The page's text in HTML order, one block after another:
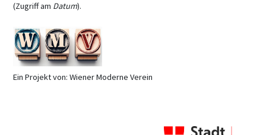
(Zugriff am Datum).
Ein Projekt von: Wiener Moderne Verein